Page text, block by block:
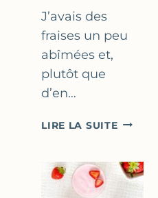
J’avais des
fraises un peu
abîmées et,
plutôt que
d’en…
LIRE LA SUITEGÂTEAU
FRAISES